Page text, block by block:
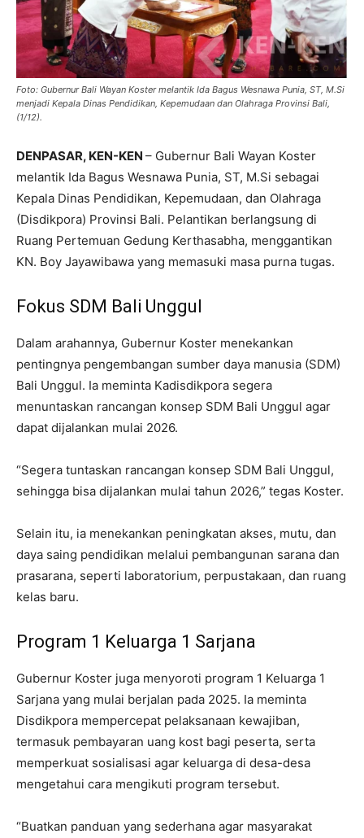
Foto: Gubernur Bali Wayan Koster melantik Ida Bagus Wesnawa Punia, ST, M.Si
menjadi Kepala Dinas Pendidikan, Kepemudaan dan Olahraga Provinsi Bali,
(1/12).
DENPASAR, KEN-KEN – Gubernur Bali Wayan Koster
melantik Ida Bagus Wesnawa Punia, ST, M.Si sebagai
Kepala Dinas Pendidikan, Kepemudaan, dan Olahraga
(Disdikpora) Provinsi Bali. Pelantikan berlangsung di
Ruang Pertemuan Gedung Kerthasabha, menggantikan
KN. Boy Jayawibawa yang memasuki masa purna tugas.
Fokus SDM Bali Unggul
Dalam arahannya, Gubernur Koster menekankan
pentingnya pengembangan sumber daya manusia (SDM)
Bali Unggul. Ia meminta Kadisdikpora segera
menuntaskan rancangan konsep SDM Bali Unggul agar
dapat dijalankan mulai 2026.
“Segera tuntaskan rancangan konsep SDM Bali Unggul,
sehingga bisa dijalankan mulai tahun 2026,” tegas Koster.
Selain itu, ia menekankan peningkatan akses, mutu, dan
daya saing pendidikan melalui pembangunan sarana dan
prasarana, seperti laboratorium, perpustakaan, dan ruang
kelas baru.
Program 1 Keluarga 1 Sarjana
Gubernur Koster juga menyoroti program 1 Keluarga 1
Sarjana yang mulai berjalan pada 2025. Ia meminta
Disdikpora mempercepat pelaksanaan kewajiban,
termasuk pembayaran uang kost bagi peserta, serta
memperkuat sosialisasi agar keluarga di desa-desa
mengetahui cara mengikuti program tersebut.
“Buatkan panduan yang sederhana agar masyarakat